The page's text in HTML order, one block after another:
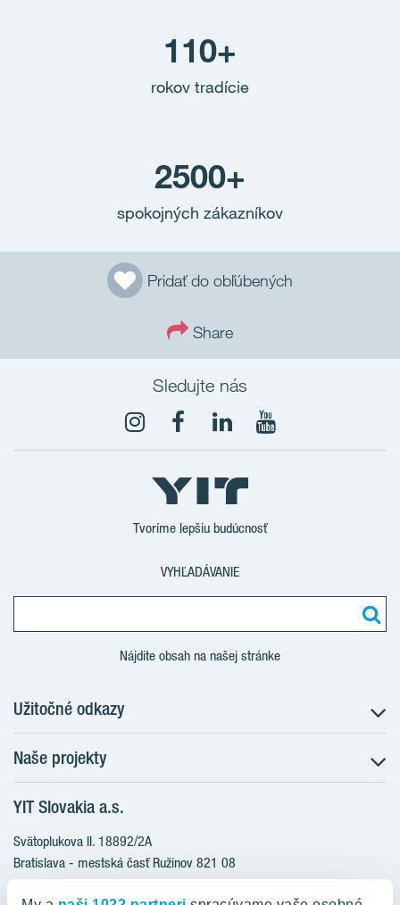
Pridať do obľúbených
Share
110+
rokov tradície
2500+
spokojných zákazníkov
Sledujte nás
Tvoríme lepšiu budúcnosť
VYHĽADÁVANIE
Nájdite obsah na našej stránke
Užitočné odkazy
O nás
Prečo bývať s nami
Udržateľnosť máme v DNA
Starostlivosť o zákazníkov
Financovanie
Služba Starý za nový
Naše projekty
Družstevné bývanie
NUPPU
ZWIRN
YIT Slovakia a.s.
Svätoplukova II. 18892/2A
Bratislava - mestská časť Ružinov 821 08
Slovakia